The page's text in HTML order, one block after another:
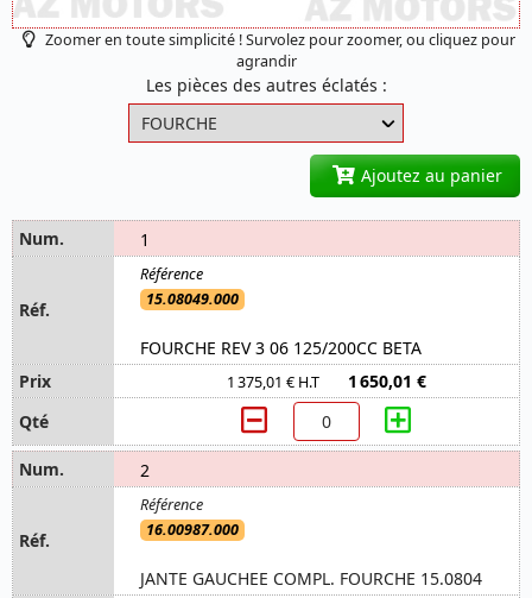
Zoomer en toute simplicité ! Survolez pour zoomer, ou cliquez pour
agrandir
Les pièces des autres éclatés :
Ajoutez au panier
1
15.08049.000
FOURCHE REV 3 06 125/200CC BETA
1 375,01 € H.T 1 650,01 €
2
16.00987.000
JANTE GAUCHEE COMPL. FOURCHE 15.0804